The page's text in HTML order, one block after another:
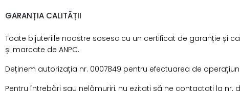
GARANȚIA CALITĂȚII
Toate bijuteriile noastre sosesc cu un certificat de garanție și
și marcate de ANPC.
Deținem autorizația nr. 0007849 pentru efectuarea de
Pentru întrebări sau nelămuriri, nu ezitați să ne contactați la nr.